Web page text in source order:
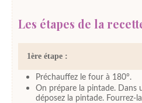
Les étapes de la
1ère étape :
Préchauffez le four à 180°.
On prépare la pintade. Dans
déposez la pintade. Fourrez-